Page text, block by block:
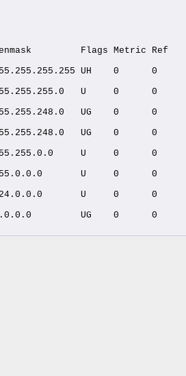
Flags Metric Ref
UH    0      0
U     0      0
UG    0      0
UG    0      0
U     0      0
U     0      0
U     0      0
UG    0      0